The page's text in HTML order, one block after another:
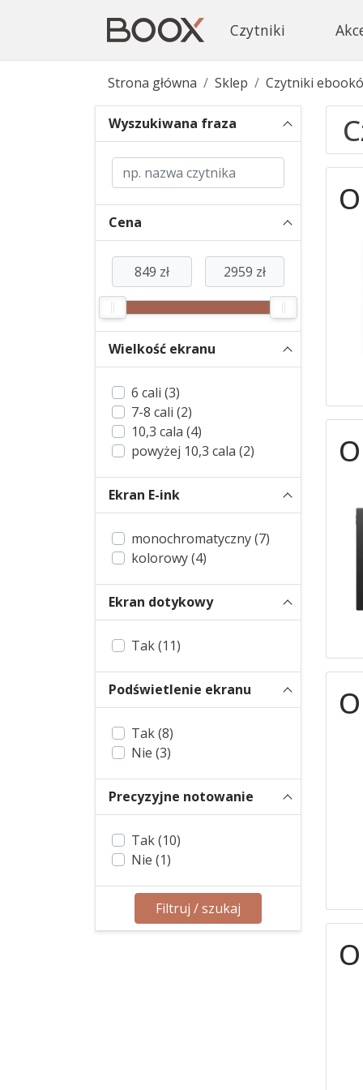
Czytniki
Strona główna Sklep Czytniki
Wyszukiwana fraza
Cena
Wielkość ekranu
6 cali (3)
7-8 cali (2)
10,3 cala (4)
powyżej 10,3 cala (2)
Ekran E-ink
monochromatyczny (7)
kolorowy (4)
Ekran dotykowy
Tak (11)
Podświetlenie ekranu
Tak (8)
Nie (3)
Precyzyjne notowanie
Tak (10)
Nie (1)
Filtruj / szukaj